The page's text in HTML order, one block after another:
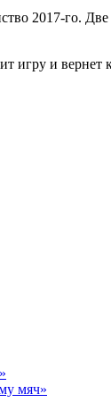
2017-го.
игру и
мяч»